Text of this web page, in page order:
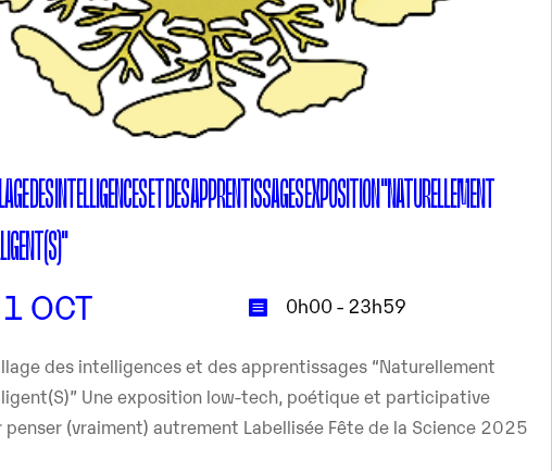
DES INTELLIGENCES ET DES APPRENTISSAGES EXPOSITION "NATURELLEMENT
1 OCT 0h00 - 23h59
des intelligences et des apprentissages “Naturellement
Une exposition low-tech, poétique et participative
penser (vraiment) autrement Labellisée Fête de la Science 2025